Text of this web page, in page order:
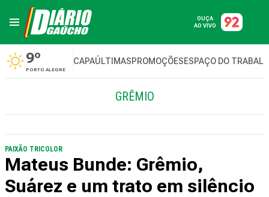
OUÇA
AO VIVO
9º
PORTO ALEGRE
CAPAÚLTIMASPROMOÇÕESESPAÇO DO
GRÊMIO
PAIXÃO TRICOLOR
Mateus Bunde: Grêmio,
Suárez e um trato em silêncio